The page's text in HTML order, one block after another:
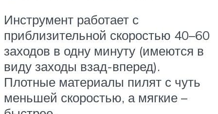
Инструмент работает с
приблизительной скоростью 40–60
заходов в одну минуту (имеются в
виду заходы взад-вперед).
Плотные материалы пилят с чуть
меньшей скоростью, а мягкие –